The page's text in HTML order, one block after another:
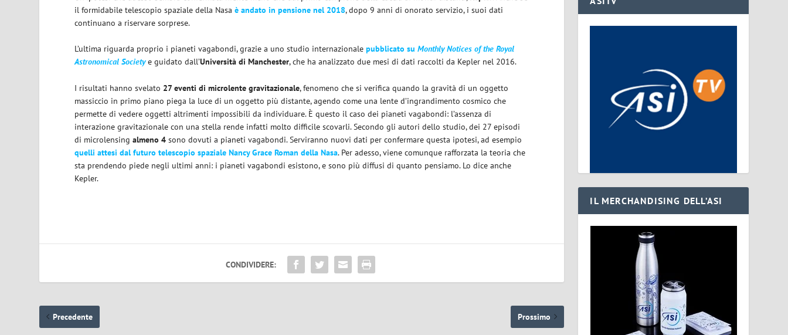
il formidabile telescopio spaziale della Nasaè andato in pensione nel 2018, dopo 9 anni di onorato servizio, i suoi dati
continuano a riservare sorprese.
L’ultima riguarda proprio i pianeti vagabondi, grazie a uno studio internazionalepubblicato suMonthly Notices of the Royal
Astronomical Societye guidato dall’Università di Manchester, che ha analizzato due mesi di dati raccolti da Kepler nel 2016.
I risultati hanno svelato 27 eventi di microlente gravitazionale, fenomeno che si verifica quando la gravità di un oggetto
massiccio in primo piano piega la luce di un oggetto più distante, agendo come una lente d’ingrandimento cosmico che
permette di vedere oggetti altrimenti impossibili da individuare. È questo il caso dei pianeti vagabondi: l’assenza di
interazione gravitazionale con una stella rende infatti molto difficile scovarli. Secondo gli autori dello studio, dei 27 episodi
di microlensingalmeno 4 sono dovuti a pianeti vagabondi. Serviranno nuovi dati per confermare questa ipotesi, ad esempio
quelli attesi dal futuro telescopio spaziale Nancy Grace Roman della Nasa. Per adesso, viene comunque rafforzata la teoria che
sta prendendo piede negli ultimi anni: i pianeti vagabondi esistono, e sono più diffusi di quanto pensiamo. Lo dice anche
Kepler.
CONDIVIDERE:
Precedente Prossimo
IL MERCHANDISING DELL’ASI